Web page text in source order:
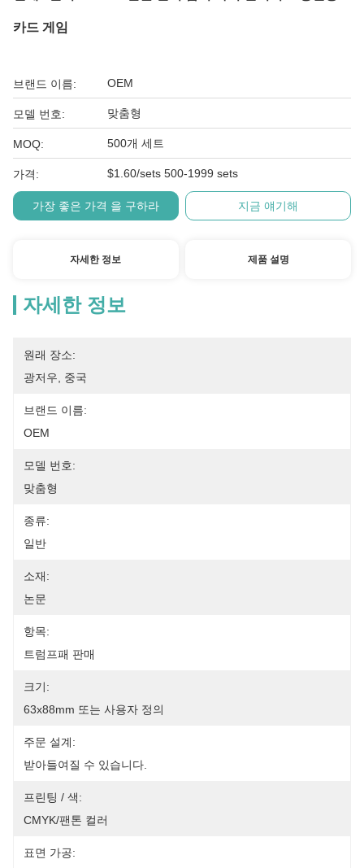
카드 게임
브랜드 이름: OEM
모델 번호: 맞춤형
MOQ: 500개 세트
가격: $1.60/sets 500-1999 sets
가장 좋은 가격 을 구하라 지금 얘기해
자세한 정보 제품 설명
자세한 정보
원래 장소:
광저우, 중국
브랜드 이름:
OEM
모델 번호:
맞춤형
종류:
일반
소재:
논문
항목:
트럼프패 판매
크기:
63x88mm 또는 사용자 정의
주문 설계:
받아들여질 수 있습니다.
프린팅 / 색:
CMYK/팬톤 컬러
표면 가공: